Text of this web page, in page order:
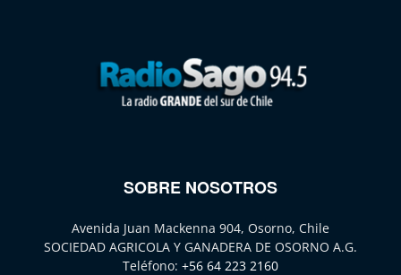
SOBRE NOSOTROS
Avenida Juan Mackenna 904, Osorno, Chile
SOCIEDAD AGRICOLA Y GANADERA DE OSORNO A.G.
Teléfono: +56 64 223 2160